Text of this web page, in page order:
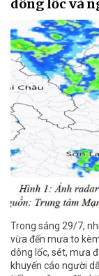
dông lốc và
Trong sáng 29/7,
vừa đến mưa to
dông lốc, sét, mưa
khuyến cáo người